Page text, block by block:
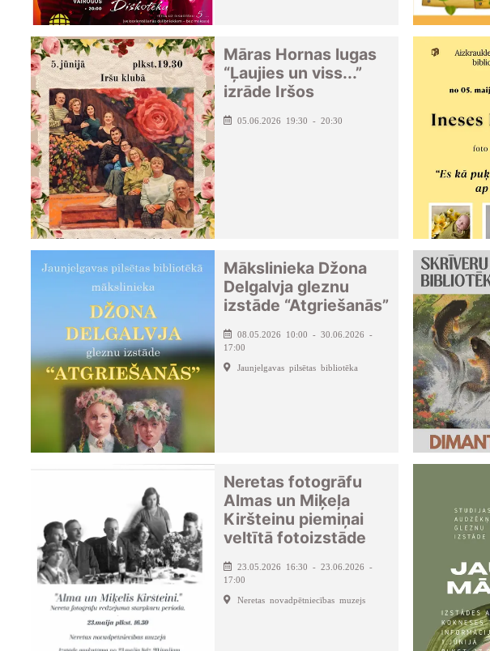
Māras Hornas lugas
“Ļaujies un viss...”
izrāde Iršos
05.06.2026 19:30 - 20:30
Mākslinieka Džona
Delgalvja gleznu
izstāde “Atgriešanās”
08.05.2026 10:00 - 30.06.2026 -
17:00
Jaunjelgavas pilsētas bibliotēka
Neretas fotogrāfu
Almas un Miķeļa
Kiršteinu piemiņai
veltītā fotoizstāde
23.05.2026 16:30 - 23.06.2026 -
17:00
Neretas novadpētniecības muzejs